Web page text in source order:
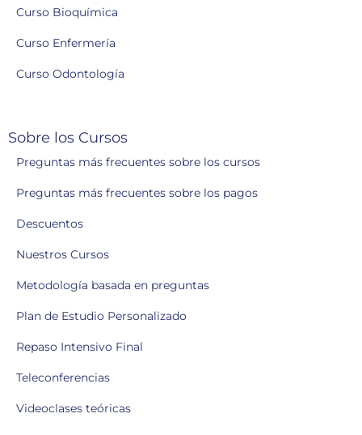
Curso Bioquímica
Curso Enfermería
Curso Odontología
Sobre los Cursos
Preguntas más frecuentes sobre los cursos
Preguntas más frecuentes sobre los pagos
Descuentos
Nuestros Cursos
Metodología basada en preguntas
Plan de Estudio Personalizado
Repaso Intensivo Final
Teleconferencias
Videoclases teóricas